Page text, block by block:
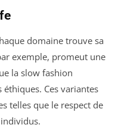
domaine trouve sa
exemple, promeut une
la slow fashion
Ces variantes
telles que le respect de